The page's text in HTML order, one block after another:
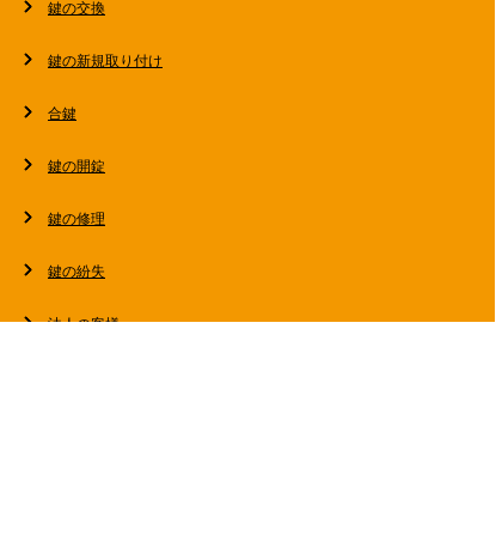
鍵の交換
鍵の新規取り付け
合鍵
鍵の開錠
鍵の修理
鍵の紛失
法人の客様へ